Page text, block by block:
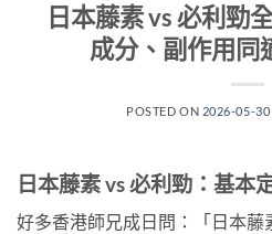
日本藤素 vs 必利勁
成分、副作用同
POSTED ON 2026-05-30
日本藤素 vs 必利勁：基本
好多香港師兄成日問：「日本